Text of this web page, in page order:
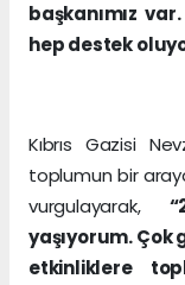
başkanımız
hep destek
Kıbrıs Gazisi
toplumun bir
vurgulayarak,
yaşıyorum. Çok
etkinliklere